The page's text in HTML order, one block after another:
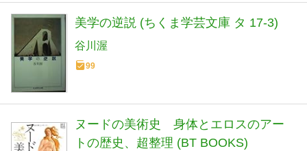
美学の逆説 (ちくま学芸文庫 タ 17-3)
谷川渥
99
ヌードの美術史 身体とエロスのアー
トの歴史、超整理 (BT BOOKS)